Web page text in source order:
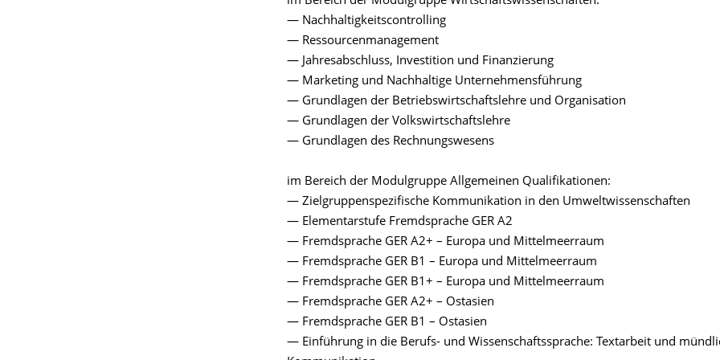
— Nachhaltigkeitscontrolling
— Ressourcenmanagement
— Jahresabschluss, Investition und Finanzierung
— Marketing und Nachhaltige Unternehmensführung
— Grundlagen der Betriebswirtschaftslehre und Organisation
— Grundlagen der Volkswirtschaftslehre
— Grundlagen des Rechnungswesens
im Bereich der Modulgruppe Allgemeinen Qualifikationen:
— Zielgruppenspezifische Kommunikation in den Umweltwissenschaften
— Elementarstufe Fremdsprache GER A2
— Fremdsprache GER A2+ – Europa und Mittelmeerraum
— Fremdsprache GER B1 – Europa und Mittelmeerraum
— Fremdsprache GER B1+ – Europa und Mittelmeerraum
— Fremdsprache GER A2+ – Ostasien
— Fremdsprache GER B1 – Ostasien
— Einführung in die Berufs- und Wissenschaftssprache: Textarbeit und